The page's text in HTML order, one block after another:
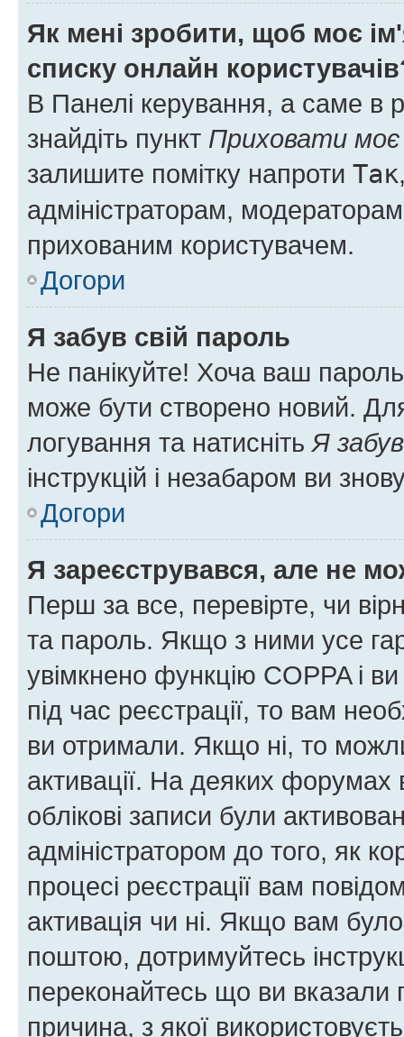
Як мені зробити, щоб моє
списку онлайн
В Панелі керування, а саме в
знайдіть пункт Приховати моє
залишите помітку напроти Так
адміністраторам,
прихованим користувачем.
Догори
Я забув свій пароль
Не панікуйте! Хоча ваш
може бути створено новий.
логування та натисніть Я
інструкцій і незабаром ви
Догори
Я зареєструвався, але не
Перш за все, перевірте, чи
та пароль. Якщо з ними усе
увімкнено функцію COPPA і
під час реєстрації, то вам
ви отримали. Якщо ні, то
активації. На деяких форумах
облікові записи були
адміністратором до того, як
процесі реєстрації вам
активація чи ні. Якщо вам
поштою, дотримуйтесь
переконайтесь що ви
причина, з якої